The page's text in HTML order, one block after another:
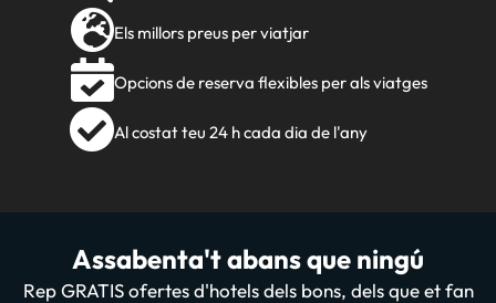
Els millors preus per viatjar
Opcions de reserva flexibles per als viatges
Al costat teu 24 h cada dia de l'any
Assabenta't abans que ningú
Rep GRATIS ofertes d'hotels dels bons, dels que et fan